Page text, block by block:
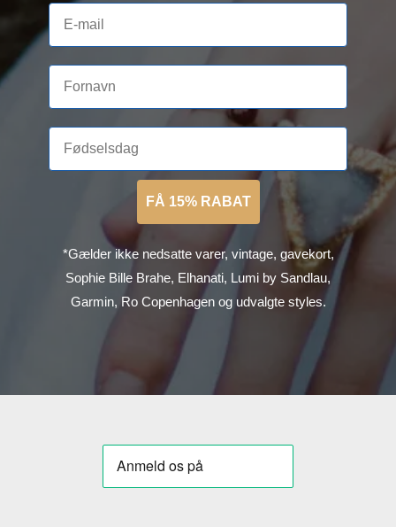
FÅ 15% RABAT
*Gælder ikke nedsatte varer, vintage, gavekort,
Sophie Bille Brahe, Elhanati, Lumi by Sandlau,
Garmin, Ro Copenhagen og udvalgte styles.